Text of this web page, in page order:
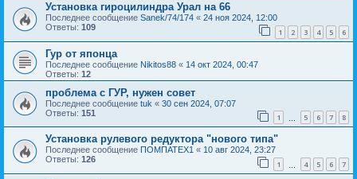
Установка гироцилиндра Урал на 66
Последнее сообщение Sanek/74/174 « 24 ноя 2024, 12:00
Ответы: 109 1 2 3 4 5 6
Гур от японца
Последнее сообщение Nikitos88 « 14 окт 2024, 00:47
Ответы: 12
проблема с ГУР, нужен совет
Последнее сообщение tuk « 30 сен 2024, 07:07
Ответы: 151 1 5 6 7 8
Установка рулевого редуктора "нового типа"
Последнее сообщение ПОМПАТЕХ1 « 10 авг 2024, 23:27
Ответы: 126 1 4 5 6 7